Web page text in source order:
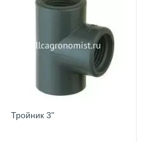
Тройник 3"